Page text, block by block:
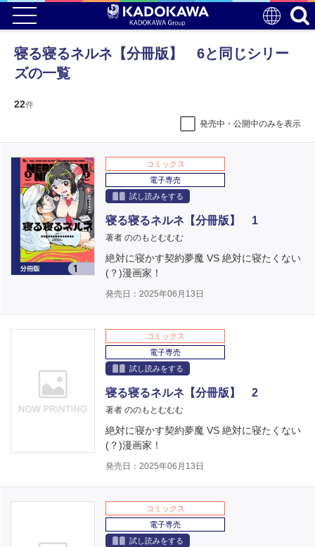
寝る寝るネルネ【分冊版】 6と同じシリー
ズの一覧
22件
発売中・公開中のみを表示
コミックス
電子専売
試し読みをする
寝る寝るネルネ【分冊版】 1
著者 ののもとむむむ
絶対に寝かす契約夢魔 VS 絶対に寝たくない
(？)漫画家！
発売日：2025年06月13日
コミックス
電子専売
試し読みをする
寝る寝るネルネ【分冊版】 2
著者 ののもとむむむ
絶対に寝かす契約夢魔 VS 絶対に寝たくない
(？)漫画家！
発売日：2025年06月13日
コミックス
電子専売
試し読みをする